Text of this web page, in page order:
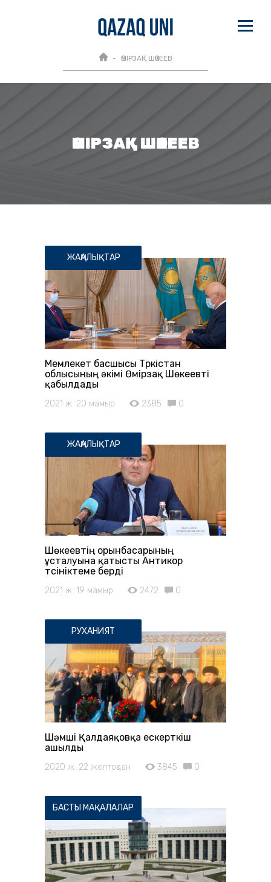
ӨМІРЗАҚ ШӨКЕЕВ
ӨМІРЗАҚ ШӨКЕЕВ
ЖАҢАЛЫҚТАР
Мемлекет басшысы Түркістан
облысының әкімі Өмірзақ Шөкеевті
қабылдады
2021 ж. 20 мамыр 2385 0
ЖАҢАЛЫҚТАР
Шөкеевтің орынбасарының
ұсталуына қатысты Антикор
түсініктеме берді
2021 ж. 19 мамыр 2472 0
РУХАНИЯТ
Шәмші Қалдаяқовқа ескерткіш
ашылды
2020 ж. 22 желтоқсан 3845 0
БАСТЫ МАҚАЛАЛАР